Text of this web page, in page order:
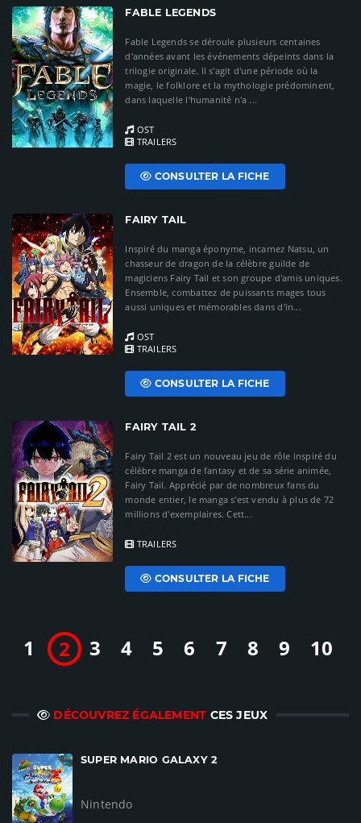
FABLE LEGENDS
Fable Legends se déroule plusieurs centaines
d'années avant les événements dépeints dans la
trilogie originale. Il s'agit d'une période où la
magie, le folklore et la mythologie prédominent,
dans laquelle l'humanité n'a ...
OST
TRAILERS
CONSULTER LA FICHE
FAIRY TAIL
Inspiré du manga éponyme, incarnez Natsu, un
chasseur de dragon de la célèbre guilde de
magiciens Fairy Tail et son groupe d'amis uniques.
Ensemble, combattez de puissants mages tous
aussi uniques et mémorables dans d'in...
OST
TRAILERS
CONSULTER LA FICHE
FAIRY TAIL 2
Fairy Tail 2 est un nouveau jeu de rôle inspiré du
célèbre manga de fantasy et de sa série animée,
Fairy Tail. Apprécié par de nombreux fans du
monde entier, le manga s'est vendu à plus de 72
millions d'exemplaires. Cett...
TRAILERS
CONSULTER LA FICHE
1 2 3 4 5 6 7 8 9 10
DÉCOUVREZ ÉGALEMENT CES JEUX
SUPER MARIO GALAXY 2
Nintendo